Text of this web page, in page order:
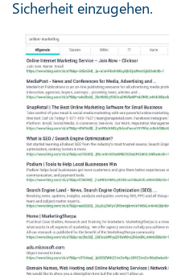
Sicherheit einzugehen.